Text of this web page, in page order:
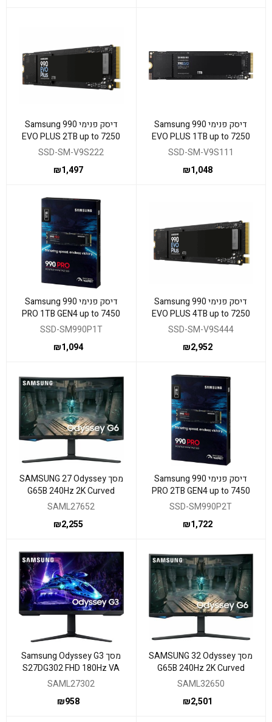
דיסק פנימי Samsung 990
EVO PLUS 1TB up to 7250
Read 6300 Write
SSD-SM-V9S111
₪1,048
דיסק פנימי Samsung 990
EVO PLUS 2TB up to 7250
read 6300 Write
SSD-SM-V9S222
₪1,497
דיסק פנימי Samsung 990
EVO PLUS 4TB up to 7250
Read 6300 Write
SSD-SM-V9S444
₪2,952
דיסק פנימי Samsung 990
PRO 1TB GEN4 up to 7450
read 6900 Write
SSD-SM990P1T
₪1,094
דיסק פנימי Samsung 990
PRO 2TB GEN4 up to 7450
read 6900 Write
SSD-SM990P2T
₪1,722
מסך SAMSUNG 27 Odyssey
G65B 240Hz 2K Curved
Smart 1ms FreeSync
SAML27652
₪2,255
מסך SAMSUNG 32 Odyssey
G65B 240Hz 2K Curved
Smart 1ms FreeSync
SAML32650
₪2,501
מסך Samsung Odyssey G3
S27DG302 FHD 180Hz VA
1MS PIVOT
SAML27302
₪958